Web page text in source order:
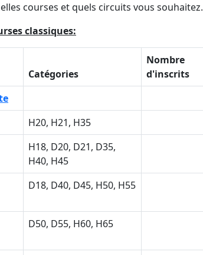
courses et quels circuits vous souhaitez.
classiques:
Catégories
Nombre
d'inscrits
H20, H21, H35
H18, D20, D21, D35,
H40, H45
D18, D40, D45, H50, H55
D50, D55, H60, H65